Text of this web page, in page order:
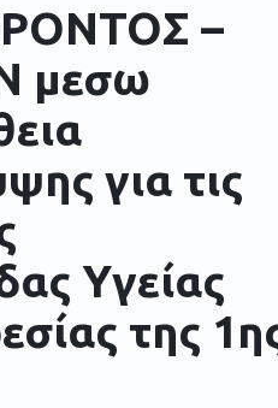
–
μεσω
για τις
Υγείας
της